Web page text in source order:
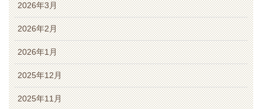
2026年3月
2026年2月
2026年1月
2025年12月
2025年11月